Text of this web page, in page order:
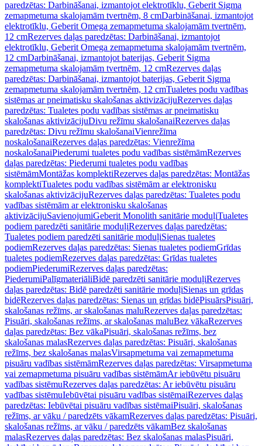
paredzētas: Darbināšanai, izmantojot elektrotīklu, Geberit Sigma
zemapmetuma skalojamām tvertnēm, 8 cmDarbināšanai, izmantojot
elektrotīklu, Geberit Omega zemapmetuma skalojamām tvertnēm,
12 cmRezerves daļas paredzētas: Darbināšanai, izmantojot
elektrotīklu, Geberit Omega zemapmetuma skalojamām tvertnēm,
12 cmDarbināšanai, izmantojot baterijas, Geberit Sigma
zemapmetuma skalojamām tvertnēm, 12 cmRezerves daļas
paredzētas: Darbināšanai, izmantojot baterijas, Geberit Sigma
zemapmetuma skalojamām tvertnēm, 12 cmTualetes podu vadības
sistēmas ar pneimatisku skalošanas aktivizācijuRezerves daļas
paredzētas: Tualetes podu vadības sistēmas ar pneimatisku
skalošanas aktivizācijuDivu režīmu skalošanaiRezerves daļas
paredzētas: Divu režīmu skalošanaiVienrežīma
noskalošanaiRezerves daļas paredzētas: Vienrežīma
noskalošanaiPiederumi tualetes podu vadības sistēmāmRezerves
daļas paredzētas: Piederumi tualetes podu vadības
sistēmāmMontāžas komplektiRezerves daļas paredzētas: Montāžas
komplektiTualetes podu vadības sistēmām ar elektronisku
skalošanas aktivizācijuRezerves daļas paredzētas: Tualetes podu
vadības sistēmām ar elektronisku skalošanas
aktivizācijuSavienojumiGeberit Monolith sanitārie moduļiTualetes
podiem paredzēti sanitārie moduļiRezerves daļas paredzētas:
Tualetes podiem paredzēti sanitārie moduļiSienas tualetes
podiemRezerves daļas paredzētas: Sienas tualetes podiemGrīdas
tualetes podiemRezerves daļas paredzētas: Grīdas tualetes
podiemPiederumiRezerves daļas paredzētas:
PiederumiPalīgmateriāliBidē paredzēti sanitārie moduļiRezerves
daļas paredzētas: Bidē paredzēti sanitārie moduļiSienas un grīdas
bidēRezerves daļas paredzētas: Sienas un grīdas bidēPisuārsPisuāri,
skalošanas režīms, ar skalošanas maluRezerves daļas paredzētas:
Pisuāri, skalošanas režīms, ar skalošanas maluBez vākaRezerves
daļas paredzētas: Bez vākaPisuāri, skalošanas režīms, bez
skalošanas malasRezerves daļas paredzētas: Pisuāri, skalošanas
režīms, bez skalošanas malasVirsapmetuma vai zemapmetuma
pisuāru vadības sistēmāmRezerves daļas paredzētas: Virsapmetuma
vai zemapmetuma pisuāru vadības sistēmāmAr iebūvētu pisuāru
vadības sistēmuRezerves daļas paredzētas: Ar iebūvētu pisuāru
vadības sistēmuIebūvētai pisuāru vadības sistēmaiRezerves daļas
paredzētas: Iebūvētai pisuāru vadības sistēmaiPisuāri, skalošanas
režīms, ar vāku / paredzēts vākamRezerves daļas paredzētas: Pisuāri,
skalošanas režīms, ar vāku / paredzēts vākamBez skalošanas
malasRezerves daļas paredzētas: Bez skalošanas malasPisuāri,